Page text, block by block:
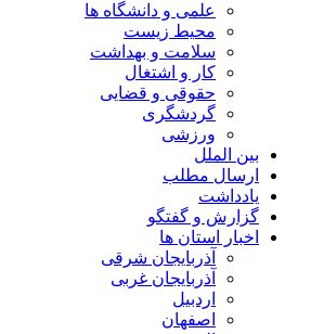
علمی و دانشگاه ها
محیط زیست
سلامت و بهداشت
کار و اشتغال
حقوقی و قضایی
گردشگری
ورزشی
بین الملل
ارسال مطلب
یادداشت
گزارش و گفتگو
اخبار استان ها
آذربایجان شرقی
آذربایجان غربی
اردبیل
اصفهان